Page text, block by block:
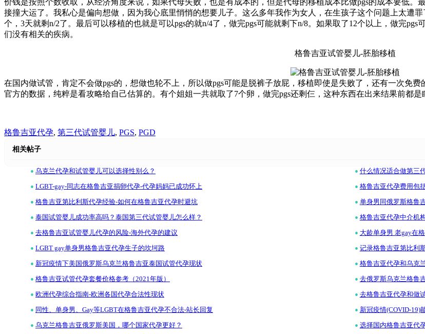
接撞大运了。我私心是偏向想做，因为我心底里悄悄的想要儿子。这么多年我作为女人，在生孩子这个问题上太遭
个，3天就剩n/2了。最后可以移植的也就是可以pgs的就n/4了，做完pgs可能就剩下n/8。如果取了12个以上，做完
们没有相关的疾病。
格鲁吉亚试管婴儿-胚胎移植
在国内做试管，肯定不会做pgs的，想做也轮不上，所以做pgs可能是脱裤子放屁，移植即使是失败了，还有一次免
官方的数据，纯粹是看攻略给自己估算的。有个姐姐一共就取了7个卵，做完pgs还剩仨，这种东西在出来结果前都是
格鲁吉亚代孕, 第三代试管婴儿, PGS, PGD
相关帖子
• 乌克兰代孕和试管婴儿可以选择性别么？ • 什么情况适合做第三
• LGBT-gay-同志在格鲁吉亚捐卵代孕-代孕妈妈已成功怀上 • 格鲁吉亚代孕费用包
• 格鲁吉亚第比利斯代孕经验-如何在格鲁吉亚代孕时避坑 • 单身男同俄罗斯格鲁
• 泰国试管婴儿成功率高吗？泰国第三代试管婴儿怎么样？ • 格鲁吉亚代孕中介机
• 去格鲁吉亚试管婴儿代孕的风险-海外代孕的建议 • 大龄单身男 老gay在
• LGBT gay单身男格鲁吉亚代孕生子的坎坷路 • 记录格鲁吉亚第比利
• 新冠疫情下美国俄罗斯乌克兰格鲁吉亚泰国试管代孕现状 • 格鲁吉亚代孕和乌克
• 格鲁吉亚试管代孕套餐价格参考（2021年版） • 去俄罗斯乌克兰格鲁
• 欧洲代孕综合指南-欧洲各国代孕合法性现状 • 去格鲁吉亚代孕和做
• 同性、单身男、Gay等LGBT在格鲁吉亚代孕不合法-站长回复 • 新冠疫情(COVID-19)
• 乌克兰格鲁吉亚俄罗斯美国，哪个国家代孕更好？ • 选择国内格鲁吉亚代